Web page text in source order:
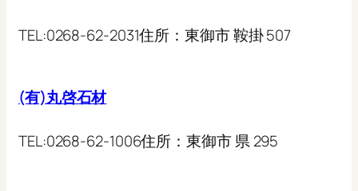
TEL:0268-62-2031住所：東御市 鞍掛 507
(有)丸啓石材
TEL:0268-62-1006住所：東御市 県 295